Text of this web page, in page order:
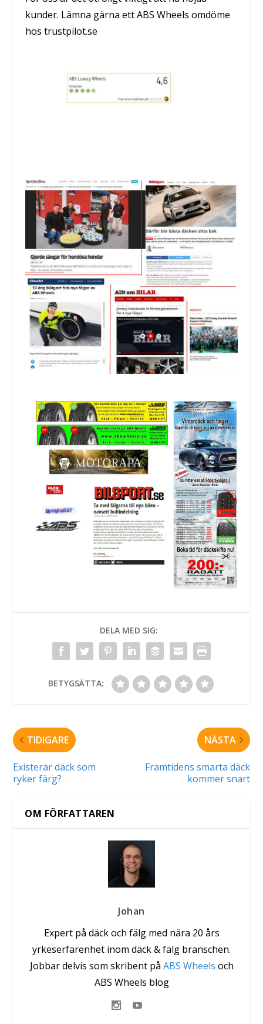
kunder. Lämna gärna ett ABS Wheels omdöme
hos trustpilot.se
DELA MED SIG:
BETYGSÄTTA:
TIDIGARE
Existerar däck som
ryker färg?
NÄSTA
Framtidens smarta däck
kommer snart
OM FÖRFATTAREN
Johan
Expert på däck och fälg med nära 20 års
yrkeserfarenhet inom däck & fälg branschen.
Jobbar delvis som skribent på ABS Wheels och
ABS Wheels blog